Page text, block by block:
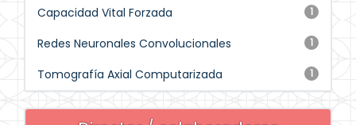
1
Capacidad Vital Forzada
1
Redes Neuronales Convolucionales
1
Tomografía Axial Computarizada